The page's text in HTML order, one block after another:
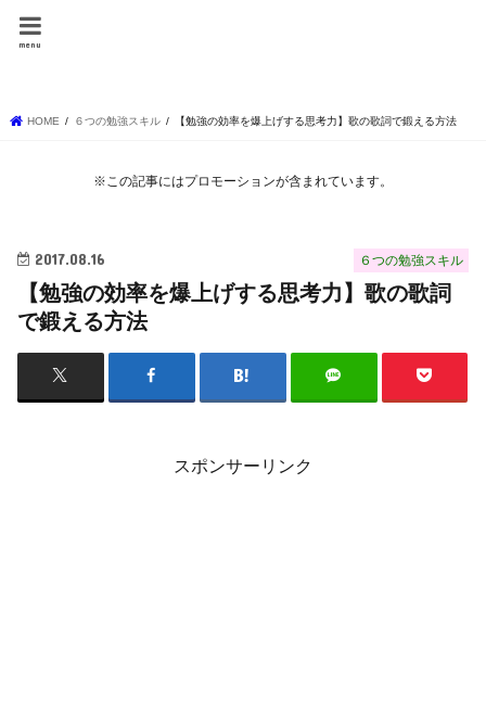
menu
HOME ６つの勉強スキル 【勉強の効率を爆上げする思考力】歌の歌詞で鍛える方法
※この記事にはプロモーションが含まれています。
６つの勉強スキル
2017.08.16
【勉強の効率を爆上げする思考力】歌の歌詞
で鍛える方法
スポンサーリンク